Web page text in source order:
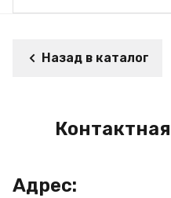
Назад в каталог
Адрес: